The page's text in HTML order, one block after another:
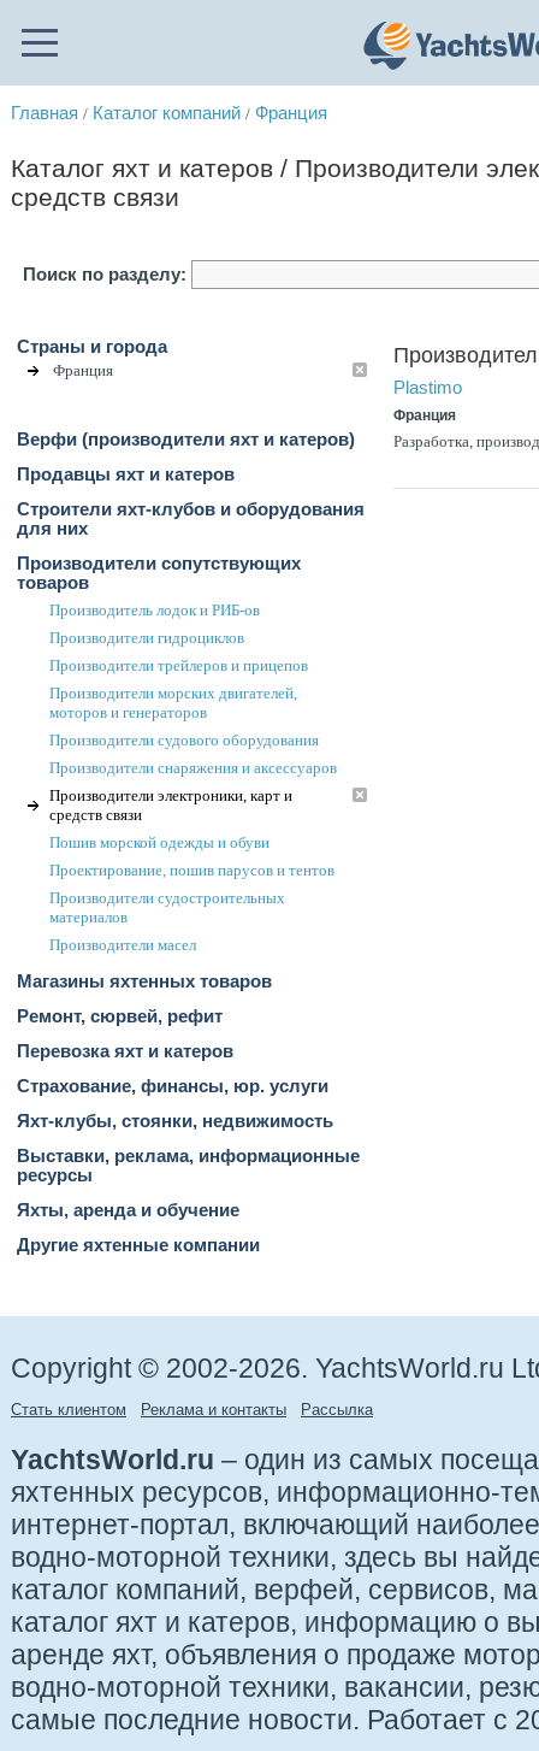
Главная / Каталог компаний / Франция
Каталог яхт и катеров / Производители
средств связи
Поиск по разделу:
Страны и города
Франция
Верфи (производители яхт и катеров)
Продавцы яхт и катеров
Строители яхт-клубов и оборудования
для них
Производители сопутствующих
товаров
Производитель лодок и РИБ-ов
Производители гидроциклов
Производители трейлеров и прицепов
Производители морских двигателей,
моторов и генераторов
Производители судового оборудования
Производители снаряжения и аксессуаров
Производители электроники, карт и
средств связи
Пошив морской одежды и обуви
Проектирование, пошив парусов и тентов
Производители судостроительных
материалов
Производители масел
Магазины яхтенных товаров
Ремонт, сюрвей, рефит
Перевозка яхт и катеров
Страхование, финансы, юр. услуги
Яхт-клубы, стоянки, недвижимость
Выставки, реклама, информационные
ресурсы
Яхты, аренда и обучение
Другие яхтенные компании
Plastimо
Франция
Разработка,
Copyright © 2002-2026. YachtsWorld.ru
Стать клиентом Реклама и контакты Рассылка
YachtsWorld.ru – один из самых
яхтенных ресурсов, информационно-
интернет-портал, включающий
водно-моторной техники, здесь вы
каталог компаний, верфей, сервисов,
каталог яхт и катеров, информацию о
аренде яхт, объявления о продаже
водно-моторной техники, вакансии,
самые последние новости. Работает с